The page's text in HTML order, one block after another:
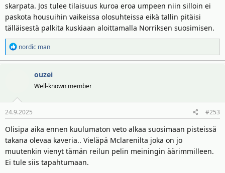
McLarenin on nyt skarpattava ja heivattava nämä papaya-säännöt
roskikseen seur. kolmen kilpailun aikana, muuten Max uhkaa
tosissaan viedä kuljettajien mestaruuden. Ennen kisaviikonloppua
totesin, että McLaren haluaa ensin varmistaa tallimestaruuden.
Tämän jälkeen voivat pohtia, kumpaa suositaan kuskien
mestaruustaistossa.
skarpata. Jos tulee tilaisuus kuroa eroa umpeen niin silloin ei
paskota housuihin vaikeissa olosuhteissa eikä tallin pitäisi
tälläisestä palkita kuskiaan aloittamalla Norriksen suosimisen.
R
e
a
o
t
nordic man
ouzei
Well-known member
24.9.2025 #253
Olisipa aika ennen kuulumaton veto alkaa suosimaan pisteissä
takana olevaa kaveria.. Vieläpä Mclarenilta joka on jo
muutenkin vienyt tämän reilun pelin meiningin äärimmilleen.
Ei tule siis tapahtumaan.